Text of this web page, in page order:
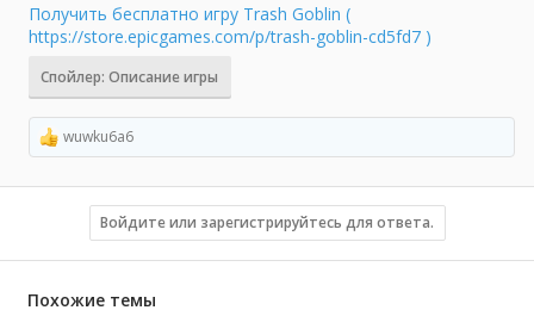
Получить бесплатно игру Trash Goblin (
https://store.epicgames.com/p/trash-goblin-cd5fd7 )
Спойлер: Описание игры
Р
е
а
и
wuwku6a6
Войдите или зарегистрируйтесь для ответа.
Похожие темы